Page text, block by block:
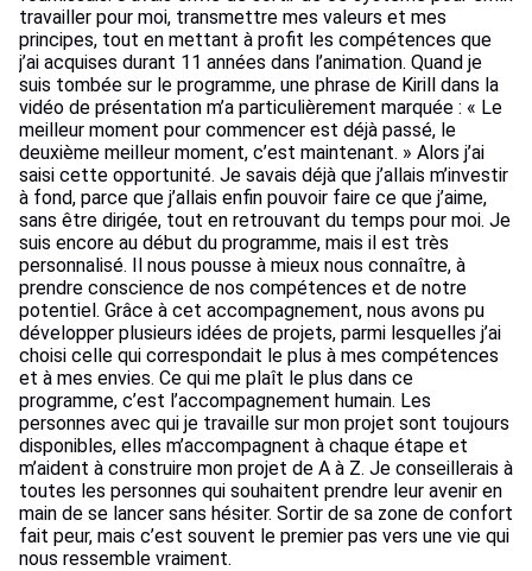
travailler pour moi, transmettre mes valeurs et mes
principes, tout en mettant à profit les compétences que
j’ai acquises durant 11 années dans l’animation. Quand je
suis tombée sur le programme, une phrase de Kirill dans la
vidéo de présentation m’a particulièrement marquée : « Le
meilleur moment pour commencer est déjà passé, le
deuxième meilleur moment, c’est maintenant. » Alors j’ai
saisi cette opportunité. Je savais déjà que j’allais m’investir
à fond, parce que j’allais enfin pouvoir faire ce que j’aime,
sans être dirigée, tout en retrouvant du temps pour moi. Je
suis encore au début du programme, mais il est très
personnalisé. Il nous pousse à mieux nous connaître, à
prendre conscience de nos compétences et de notre
potentiel. Grâce à cet accompagnement, nous avons pu
développer plusieurs idées de projets, parmi lesquelles j’ai
choisi celle qui correspondait le plus à mes compétences
et à mes envies. Ce qui me plaît le plus dans ce
programme, c’est l’accompagnement humain. Les
personnes avec qui je travaille sur mon projet sont toujours
disponibles, elles m’accompagnent à chaque étape et
m’aident à construire mon projet de A à Z. Je conseillerais à
toutes les personnes qui souhaitent prendre leur avenir en
main de se lancer sans hésiter. Sortir de sa zone de confort
fait peur, mais c’est souvent le premier pas vers une vie qui
nous ressemble vraiment.